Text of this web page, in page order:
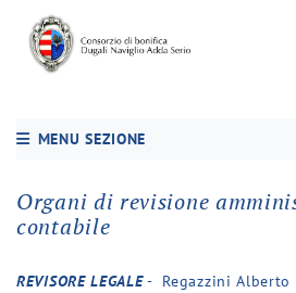
MENU SEZIONE
Organi di revisione
contabile
REVISORE LEGALE- Regazzini